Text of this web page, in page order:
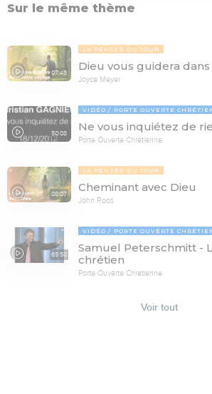
Sur le même thème
07:43
LA PENSÉE DU JOUR
Dieu vous guidera
Joyce Meyer
50:08
VIDÉO PORTE OUVERTE
Ne vous inquiétez de
Porte Ouverte Chrétienne
08:07
LA PENSÉE DU JOUR
Cheminant avec Dieu
John Roos
65:58
VIDÉO PORTE OUVERTE
Samuel Peterschmitt -
chrétien
Porte Ouverte Chrétienne
Voir tout